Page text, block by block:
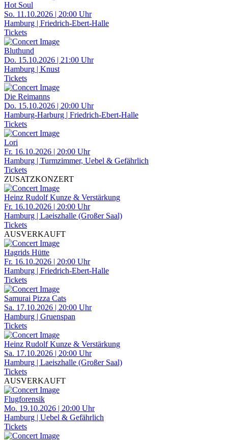
Hot Soul
So. 11.10.2026 | 20:00 Uhr
Hamburg | Friedrich-Ebert-Halle
Tickets
Bluthund
Do. 15.10.2026 | 21:00 Uhr
Hamburg | Knust
Tickets
Die Reimanns
Do. 15.10.2026 | 20:00 Uhr
Hamburg-Harburg | Friedrich-Ebert-Halle
Tickets
Lori
Fr. 16.10.2026 | 20:00 Uhr
Hamburg | Turmzimmer, Uebel & Gefährlich
Tickets
ZUSATZKONZERT
Heinz Rudolf Kunze & Verstärkung
Fr. 16.10.2026 | 20:00 Uhr
Hamburg | Laeiszhalle (Großer Saal)
Tickets
AUSVERKAUFT
Hagrids Hütte
Fr. 16.10.2026 | 20:00 Uhr
Hamburg | Friedrich-Ebert-Halle
Tickets
Samurai Pizza Cats
Sa. 17.10.2026 | 20:00 Uhr
Hamburg | Gruenspan
Tickets
Heinz Rudolf Kunze & Verstärkung
Sa. 17.10.2026 | 20:00 Uhr
Hamburg | Laeiszhalle (Großer Saal)
Tickets
AUSVERKAUFT
Flugforensik
Mo. 19.10.2026 | 20:00 Uhr
Hamburg | Uebel & Gefährlich
Tickets